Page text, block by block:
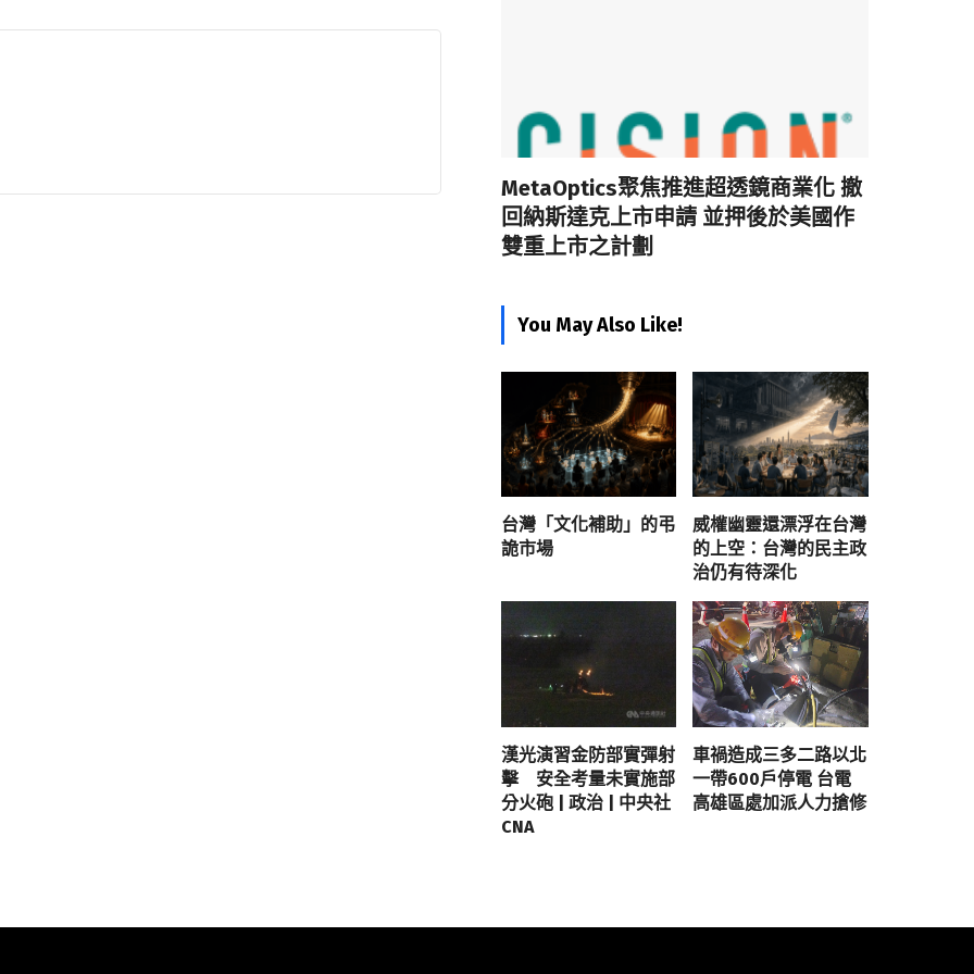
MetaOptics聚焦推進超透鏡商業化 撤
回納斯達克上市申請 並押後於美國作
雙重上市之計劃
You May Also Like!
台灣「文化補助」的弔
詭市場
威權幽靈還漂浮在台灣
的上空：台灣的民主政
治仍有待深化
漢光演習金防部實彈射
擊 安全考量未實施部
分火砲 | 政治 | 中央社
CNA
車禍造成三多二路以北
一帶600戶停電 台電
高雄區處加派人力搶修